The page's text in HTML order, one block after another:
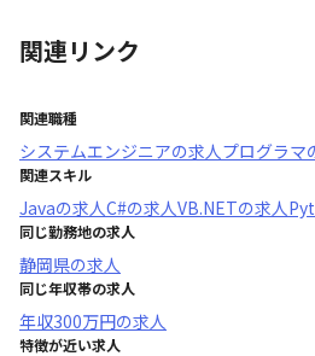
関連リンク
関連職種
システムエンジニアの求人プログラマ
関連スキル
Javaの求人C#の求人VB.NETの求人
同じ勤務地の求人
静岡県の求人
同じ年収帯の求人
年収300万円の求人
特徴が近い求人